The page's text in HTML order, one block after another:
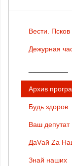
Вести. Псков
Дежурная
Архив
Будь здоров
Ваш депутат
ДаVай Zа
Знай наших